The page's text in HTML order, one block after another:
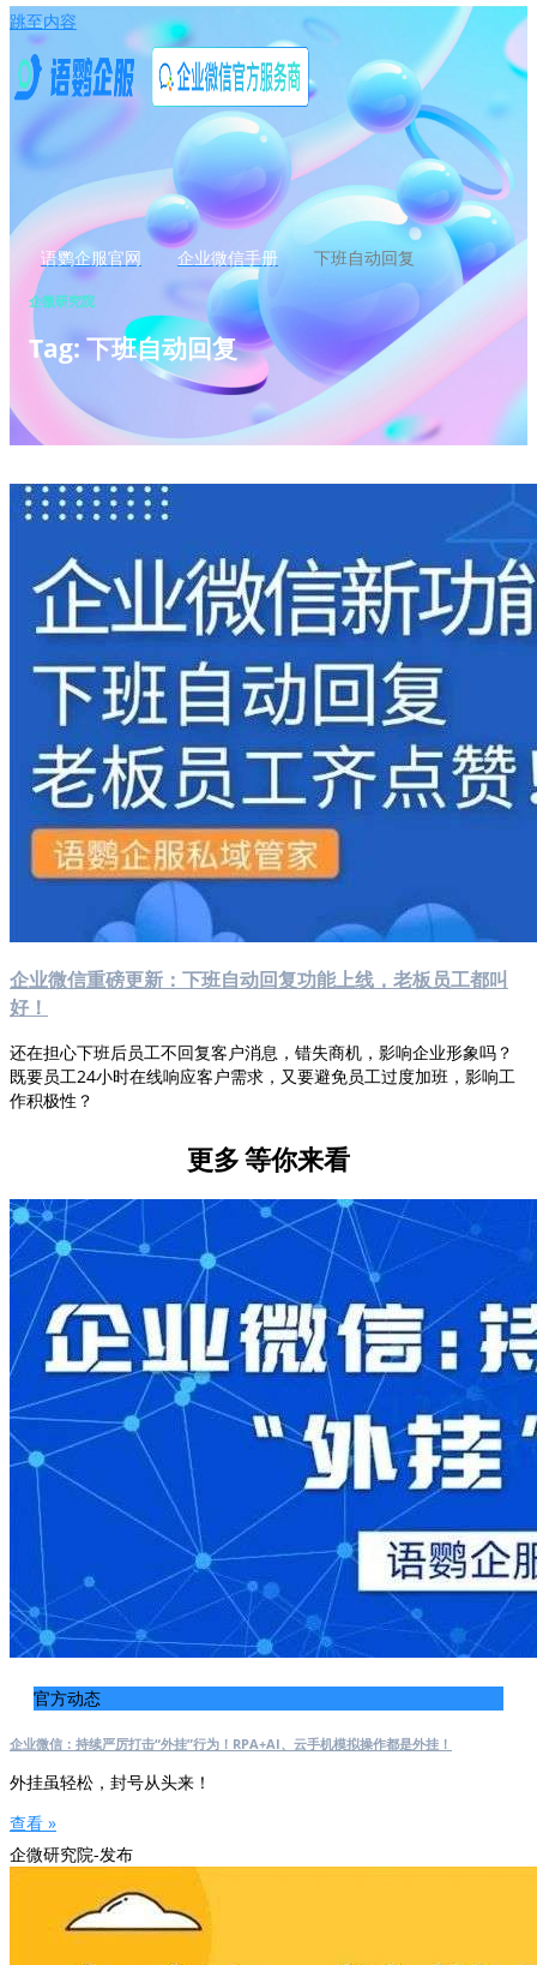
跳至内容
语鹦企服官网 企业微信手册 下班自动回复
企微研究院
Tag: 下班自动回复
企业微信重磅更新：下班自动回复功能上线，老板员工都叫
好！
还在担心下班后员工不回复客户消息，错失商机，影响企业形象吗？
既要员工24小时在线响应客户需求，又要避免员工过度加班，影响工
作积极性？
更多等你来看
官方动态
企业微信：持续严厉打击“外挂”行为！RPA+AI、云手机模拟操作都是外挂！
外挂虽轻松，封号从头来！
查看 »
企微研究院-发布